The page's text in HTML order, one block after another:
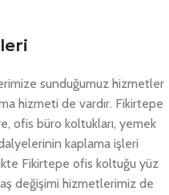
sunduğumuz hizmetler
hizmeti de vardır. Fikirtepe
ofis büro koltukları, yemek
kaplama işleri
Fikirtepe ofis koltuğu yüz
değişimi hizmetlerimiz de